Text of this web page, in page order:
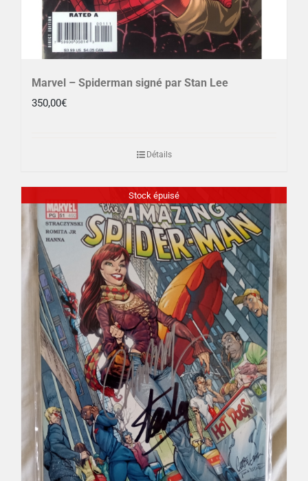
Marvel – Spiderman signé par Stan Lee
350,00€
Détails
Stock épuisé